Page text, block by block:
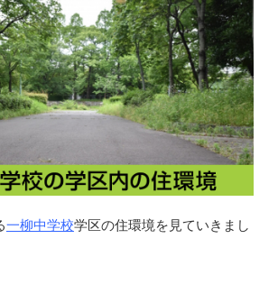
一柳中学校学区の住環境を見ていきまし